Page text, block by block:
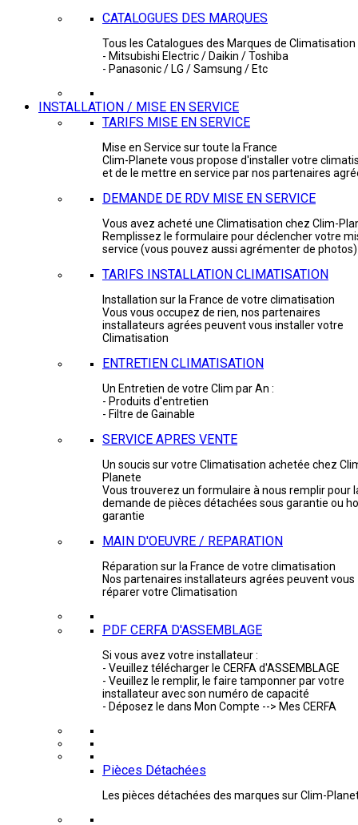
CATALOGUES DES MARQUES
Tous les Catalogues des Marques de Climatisation
- Mitsubishi Electric / Daikin / Toshiba
- Panasonic / LG / Samsung / Etc
INSTALLATION / MISE EN SERVICE
TARIFS MISE EN SERVICE
Mise en Service sur toute la France
Clim-Planete vous propose d'installer votre
et de le mettre en service par nos partenaires
DEMANDE DE RDV MISE EN SERVICE
Vous avez acheté une Climatisation chez Clim-
Remplissez le formulaire pour déclencher votre
service (vous pouvez aussi agrémenter de photos)
TARIFS INSTALLATION CLIMATISATION
Installation sur la France de votre climatisation
Vous vous occupez de rien, nos partenaires
installateurs agrées peuvent vous installer votre
Climatisation
ENTRETIEN CLIMATISATION
Un Entretien de votre Clim par An :
- Produits d'entretien
- Filtre de Gainable
SERVICE APRES VENTE
Un soucis sur votre Climatisation achetée chez
Planete
Vous trouverez un formulaire à nous remplir pour
demande de pièces détachées sous garantie ou
garantie
MAIN D'OEUVRE / REPARATION
Réparation sur la France de votre climatisation
Nos partenaires installateurs agrées peuvent vous
réparer votre Climatisation
PDF CERFA D'ASSEMBLAGE
Si vous avez votre installateur :
- Veuillez télécharger le CERFA d'ASSEMBLAGE
- Veuillez le remplir, le faire tamponner par votre
installateur avec son numéro de capacité
- Déposez le dans Mon Compte --> Mes CERFA
Pièces Détachées
Les pièces détachées des marques sur Clim-